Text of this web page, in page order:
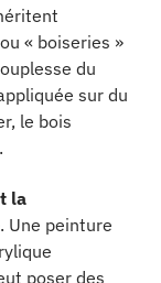
« boiseries »
du
sur du
le bois
la
. Une peinture
poser des